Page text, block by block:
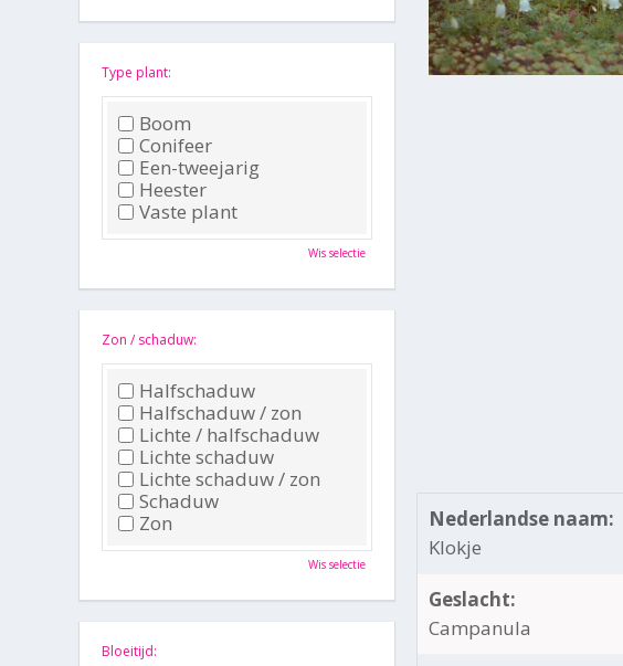
Nederlandse naam:
Klokje
Geslacht:
Campanula
Type plant:
Boom
Conifeer
Een-tweejarig
Heester
Vaste plant
Wis selectie
Zon / schaduw:
Halfschaduw
Halfschaduw / zon
Lichte / halfschaduw
Lichte schaduw
Lichte schaduw / zon
Schaduw
Zon
Wis selectie
Bloeitijd: